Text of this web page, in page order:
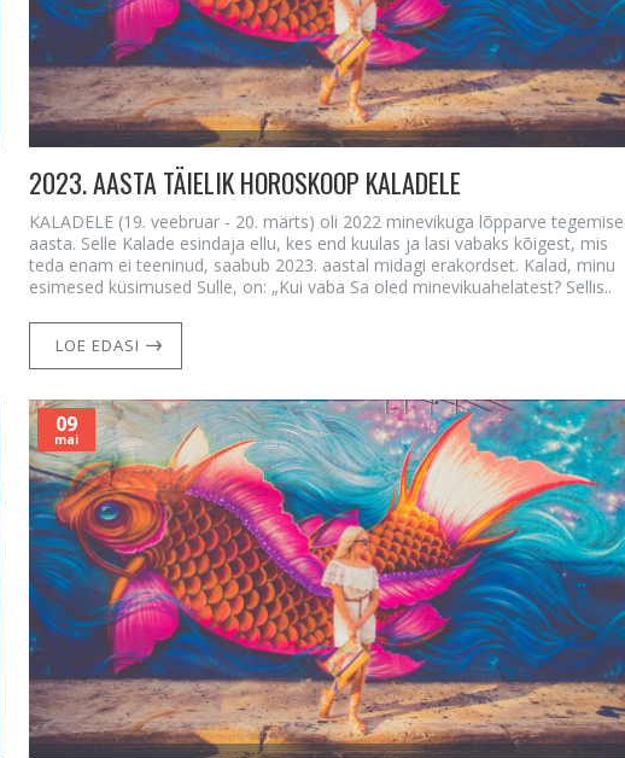
2023. AASTA TÄIELIK HOROSKOOP KALADELE
KALADELE (19. veebruar - 20. märts) oli 2022 minevikuga lõpparve tegemise
aasta. Selle Kalade esindaja ellu, kes end kuulas ja lasi vabaks kõigest, mis
teda enam ei teeninud, saabub 2023. aastal midagi erakordset. Kalad, minu
esimesed küsimused Sulle, on: „Kui vaba Sa oled minevikuahelatest? Sellis..
LOE EDASI
09
mai